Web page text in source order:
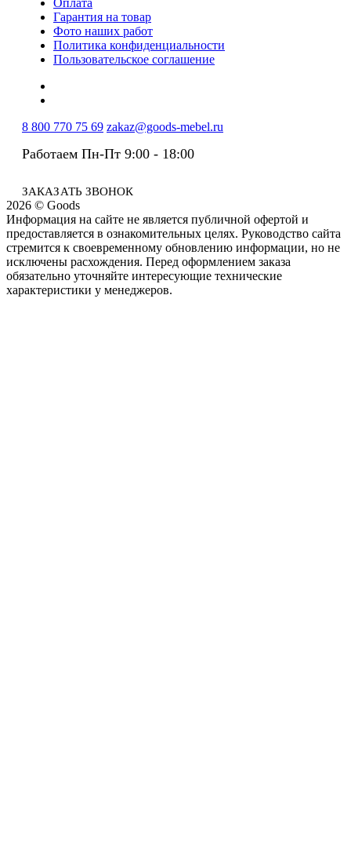
Гарантия на товар
Фото наших работ
Политика конфиденциальности
Пользовательское соглашение
8 800 770 75 69 zakaz@goods-mebel.ru
Работаем Пн-Пт 9:00 - 18:00
ЗАКАЗАТЬ ЗВОНОК
2026 © Goods
Информация на сайте не является публичной офертой и
предоставляется в ознакомительных целях. Руководство сайта
стремится к своевременному обновлению информации, но не
исключены расхождения. Перед оформлением заказа
обязательно уточняйте интересующие технические
характеристики у менеджеров.